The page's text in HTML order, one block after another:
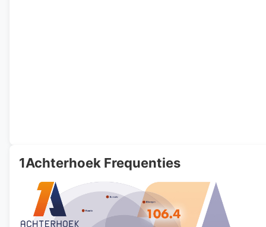
1Achterhoek Frequenties